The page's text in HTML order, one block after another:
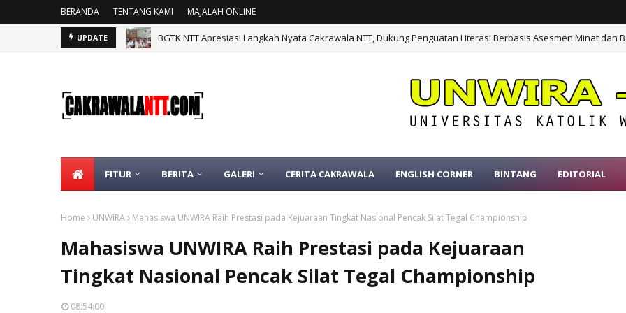
BERANDA TENTANG KAMI MAJALAH ONLINE
UPDATE
BGTK NTT Apresiasi Langkah Nyata Cakrawala NTT, Dukung Penguatan Literasi Berbasis Asesmen Minat dan
Kelompok Mahasiswa KKNT Gentaskin Edukasi CBPR dan Perlindungan Konsumen bagi 252 Murid SMTK
FITUR BERITA GALERI CERITA CAKRAWALA ENGLISH CORNER BINTANG EDITORIAL
Home UNWIRA Mahasiswa UNWIRA Raih Prestasi pada Kejuaraan Tingkat Nasional Pencak Silat Tegal Championship
Mahasiswa UNWIRA Raih Prestasi pada Kejuaraan
Tingkat Nasional Pencak Silat Tegal Championship
08:54:00